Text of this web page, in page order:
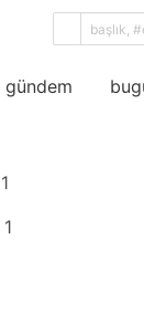
gündem
rastgele
1
1